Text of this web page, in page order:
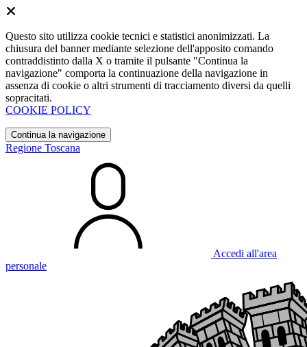
Questo sito utilizza cookie tecnici e statistici anonimizzati. La
chiusura del banner mediante selezione dell'apposito comando
contraddistinto dalla X o tramite il pulsante "Continua la
navigazione" comporta la continuazione della navigazione in
assenza di cookie o altri strumenti di tracciamento diversi da quelli
sopracitati.
COOKIE POLICY
Continua la navigazione
Regione Toscana
Accedi all'area
personale